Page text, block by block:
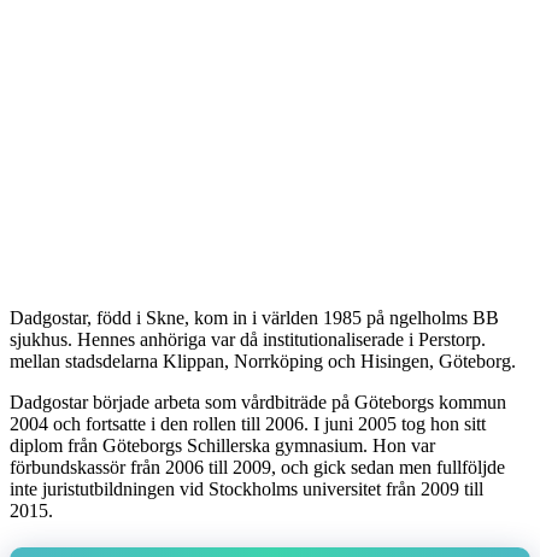
Dadgostar, född i Skne, kom in i världen 1985 på ngelholms BB
sjukhus. Hennes anhöriga var då institutionaliserade i Perstorp.
mellan stadsdelarna Klippan, Norrköping och Hisingen, Göteborg.
Dadgostar började arbeta som vårdbiträde på Göteborgs kommun
2004 och fortsatte i den rollen till 2006. I juni 2005 tog hon sitt
diplom från Göteborgs Schillerska gymnasium. Hon var
förbundskassör från 2006 till 2009, och gick sedan men fullföljde
inte juristutbildningen vid Stockholms universitet från 2009 till
2015.